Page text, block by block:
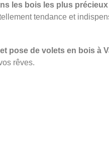
les bois les plus précieux
tendance et
pose de volets en bois à
rêves.